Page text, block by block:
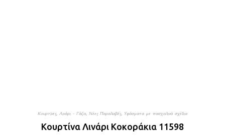
Κουρτίνες, Λινάρι - Γάζα Νέες Παραλαβές, Υφάσματα με πασχαλινά σχέδια
Κουρτίνα Λινάρι Κοκοράκια 11598